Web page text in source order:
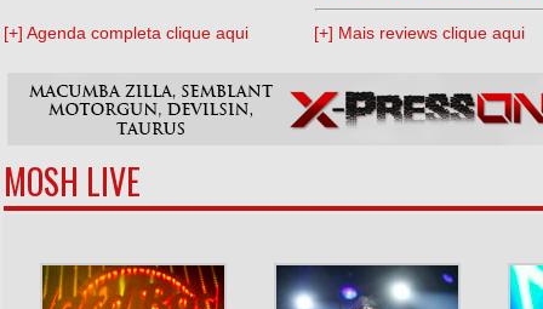
[+] Agenda completa clique aqui [+] Mais reviews clique aqui
MOSH LIVE